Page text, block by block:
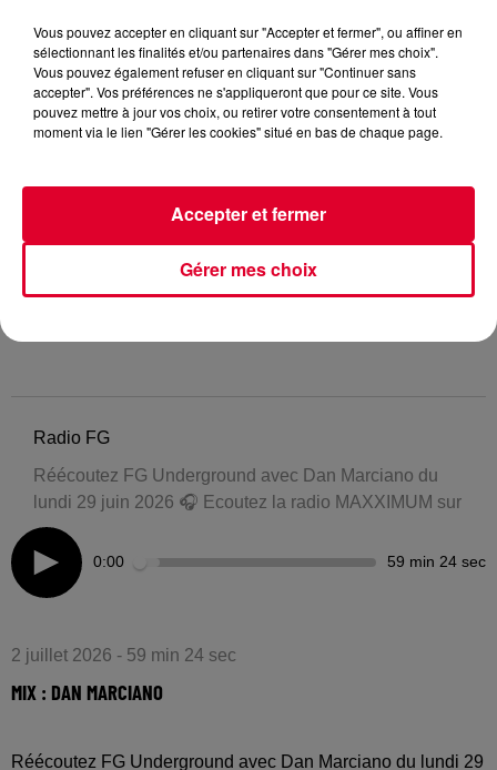
Radio FG
Réécoutez FG Underground avec Dan Marciano du
lundi 29 juin 2026 🎧 Ecoutez la radio MAXXIMUM sur
0:00 59 min 24 sec
2 juillet 2026 - 59 min 24 sec
MIX : DAN MARCIANO
Réécoutez FG Underground avec Dan Marciano du lundi 29
Vous pouvez accepter en cliquant sur "Accepter et fermer", ou affiner en
sélectionnant les finalités et/ou partenaires dans "Gérer mes choix".
Vous pouvez également refuser en cliquant sur "Continuer sans
accepter". Vos préférences ne s'appliqueront que pour ce site. Vous
pouvez mettre à jour vos choix, ou retirer votre consentement à tout
moment via le lien "Gérer les cookies" situé en bas de chaque page.
Gérer mes choix
Accepter et fermer